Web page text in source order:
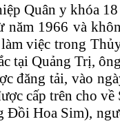
Quân y khóa
1966 và
việc trong
tại Quảng Trị,
đăng tải, vào
cấp trên cho
Đồi Hoa Sim),